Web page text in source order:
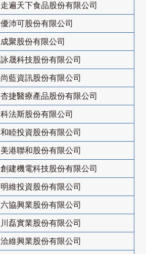
走遍天下食品股份有限公司
優沛可股份有限公司
成聚股份有限公司
詠晟科技股份有限公司
尚藍資訊股份有限公司
杏捷醫療產品股份有限公司
科法斯股份有限公司
和睦投資股份有限公司
美港聯和股份有限公司
創建機電科技股份有限公司
明維投資股份有限公司
六協興業股份有限公司
川磊實業股份有限公司
洽維興業股份有限公司